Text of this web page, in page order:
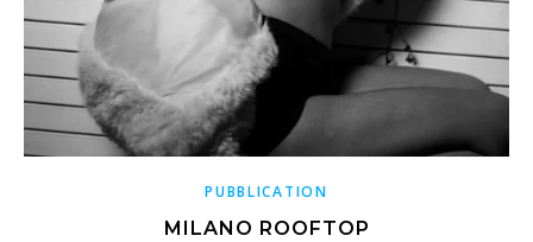
PUBBLICATION
MILANO ROOFTOP